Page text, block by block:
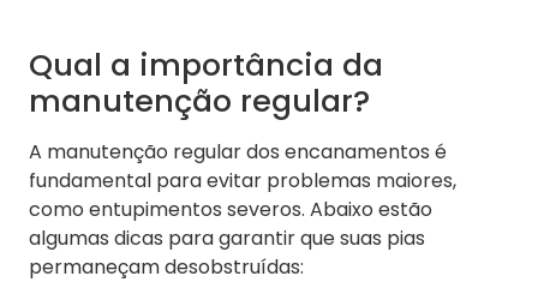
Qual a importância da
manutenção regular?
A manutenção regular dos encanamentos é
fundamental para evitar problemas maiores,
como entupimentos severos. Abaixo estão
algumas dicas para garantir que suas pias
permaneçam desobstruídas: